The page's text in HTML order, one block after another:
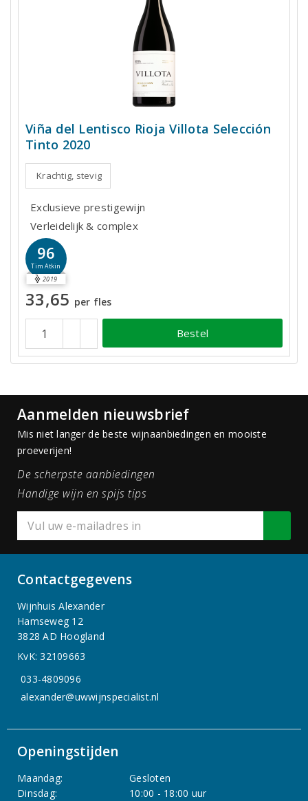
Viña del Lentisco Rioja Villota Selección
Tinto 2020
Krachtig, stevig
Exclusieve prestigewijn
Verleidelijk & complex
96
Tim Atkin
2019
33,65 per fles
Bestel
Aanmelden nieuwsbrief
Mis niet langer de beste wijnaanbiedingen en mooiste
proeverijen!
De scherpste aanbiedingen
Handige wijn en spijs tips
Contactgegevens
Wijnhuis Alexander
Hamseweg 12
3828 AD Hoogland
KvK: 32109663
033-4809096
alexander@uwwijnspecialist.nl
Openingstijden
Maandag:
Gesloten
Dinsdag:
10:00 - 18:00 uur